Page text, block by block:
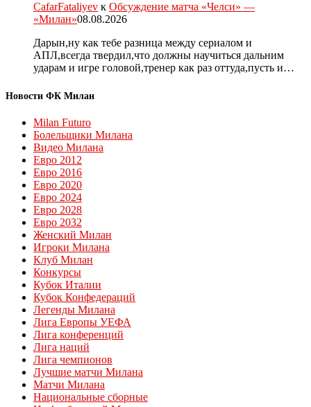
CafarFataliyev к Обсуждение матча «Челси» —
«Милан»08.08.2026
Дарын,ну как тебе разница между сериалом и
АПЛ,всегда твердил,что должны научиться дальним
ударам и игре головой,тренер как раз оттуда,пусть и…
Новости ФК Милан
Milan Futuro
Болельщики Милана
Видео Милана
Евро 2012
Евро 2016
Евро 2020
Евро 2024
Евро 2028
Евро 2032
Женский Милан
Игроки Милана
Клуб Милан
Конкурсы
Кубок Италии
Кубок Конфедераций
Легенды Милана
Лига Европы УЕФА
Лига конференций
Лига наций
Лига чемпионов
Лучшие матчи Милана
Матчи Милана
Национальные сборные